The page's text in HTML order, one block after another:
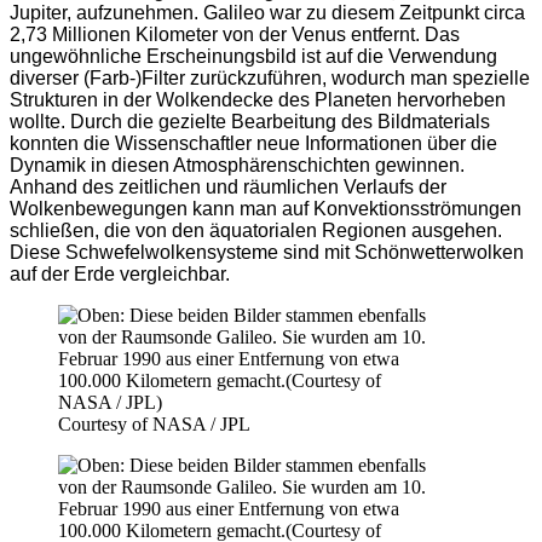
Jupiter, aufzunehmen. Galileo war zu diesem Zeitpunkt circa
2,73 Millionen Kilometer von der Venus entfernt. Das
ungewöhnliche Erscheinungsbild ist auf die Verwendung
diverser (Farb-)Filter zurückzuführen, wodurch man spezielle
Strukturen in der Wolkendecke des Planeten hervorheben
wollte. Durch die gezielte Bearbeitung des Bildmaterials
konnten die Wissenschaftler neue Informationen über die
Dynamik in diesen Atmosphärenschichten gewinnen.
Anhand des zeitlichen und räumlichen Verlaufs der
Wolkenbewegungen kann man auf Konvektionsströmungen
schließen, die von den äquatorialen Regionen ausgehen.
Diese Schwefelwolkensysteme sind mit Schönwetterwolken
auf der Erde vergleichbar.
Courtesy of NASA / JPL